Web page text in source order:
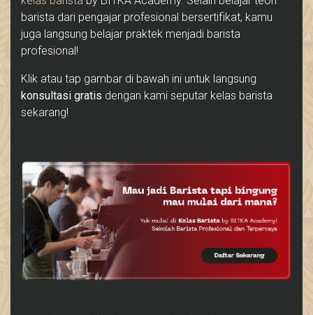
barista dari pengajar profesional bersertifikat, kamu
juga langsung belajar praktek menjadi barista
profesional!
Klik atau tap gambar di bawah ini untuk langsung
konsultasi gratis dengan kami seputar kelas barista
sekarang!